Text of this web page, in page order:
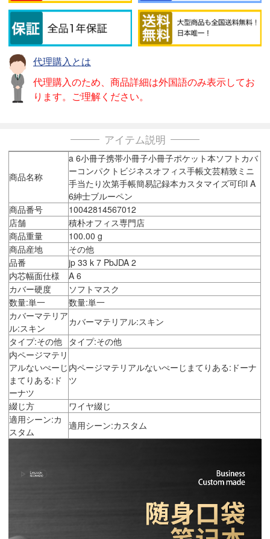
代理購入とは
代理購入のため、商品詳細は外国語のみ表示してお
ります。ご理解ください。
アイテム説明
商品名称
a 6小冊子携帯小冊子小冊子ポケット本ソフトカバ
ーコンパクトビジネスオフィス手帳文芸精致ミニ
手当たり次第手帳簡易記録本カスタマイズ可印l A
6紳士ブルーペン
商品番号
10042814567012
店舗
積朴オフィス専門店
商品重量
100.00 g
商品産地
その他
品番
jp 33 k 7 PbJDA 2
内芯幅面仕様
A 6
カバー硬度
ソフトマスク
数量:単一
数量:単一
カバーマテリア
ル:スキン
カバーマテリアル:スキン
タイプ:その他
タイプ:その他
内ページマテリ
アルないぺーじ
まてりある:ド
ーナツ
内ページマテリアルないぺーじまてりある:ドーナ
ツ
綴じ方
ワイヤ綴じ
適用シーン:カ
スタム
適用シーン:カスタム